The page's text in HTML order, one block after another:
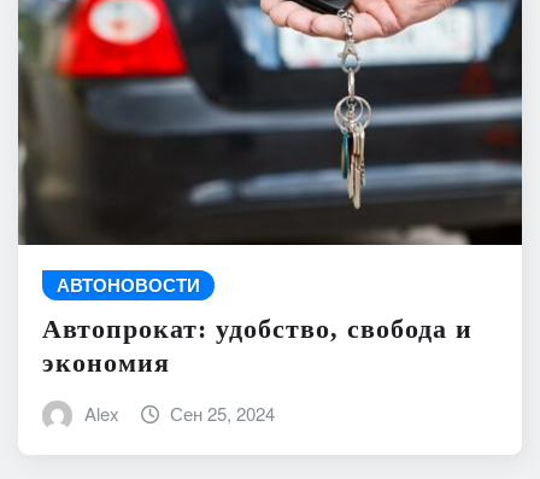
АВТОНОВОСТИ
Автопрокат: удобство, свобода и
экономия
Alex Сен 25, 2024